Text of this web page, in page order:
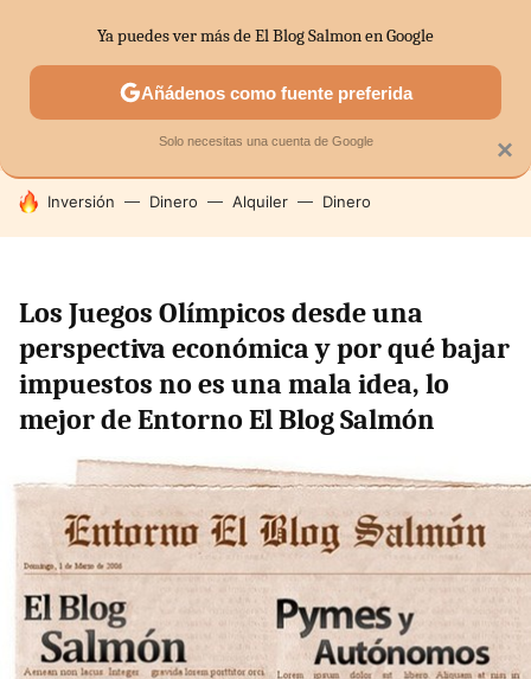
SECTORES ECONOMÍA DOMÉSTICA MERCADOS
HOY SE HABLA DE
Inversión Dinero Alquiler Dinero
Los Juegos Olímpicos desde una
perspectiva económica y por qué bajar
impuestos no es una mala idea, lo
mejor de Entorno El Blog Salmón
×
Ya puedes ver más de El Blog Salmon en Google
Añádenos como fuente preferida
Solo necesitas una cuenta de Google